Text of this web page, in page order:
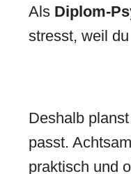
Als Diplom-
stresst, weil
Deshalb
passt.
praktisch und